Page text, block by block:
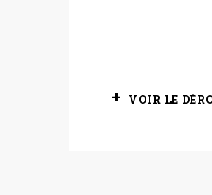
VOIR LE